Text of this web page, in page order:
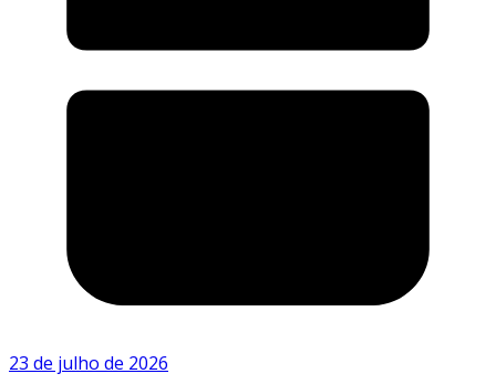
23 de julho de 2026